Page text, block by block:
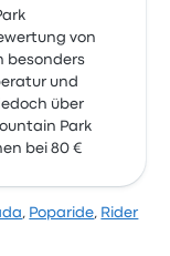
von
besonders
und
über
Park
bei 80 €
, Poparide, Rider